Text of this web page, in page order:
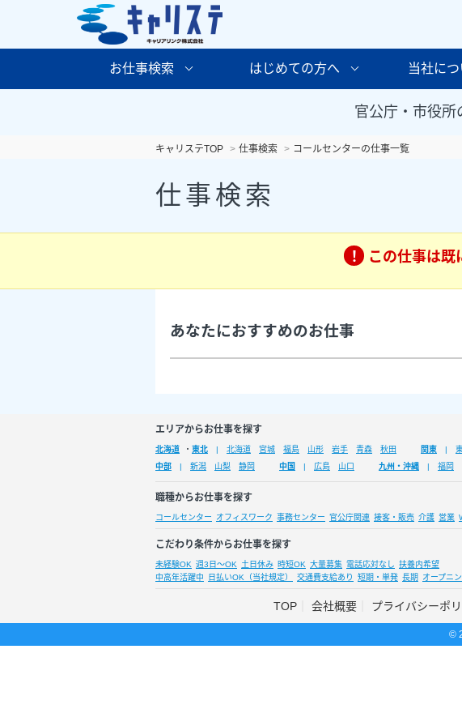
お仕事検索 はじめての方へ 当社に
官公庁・市役所
キャリステTOP 仕事検索 コールセンターの仕事一覧
仕事検索
この仕事は既
あなたにおすすめのお仕事
エリアからお仕事を探す
北海道 ・ 東北 北海道 宮城 福島 山形 岩手 青森 秋田 関東
中部
新潟 山梨 静岡 中国 広島 山口 九州・沖縄 福岡
職種からお仕事を探す
コールセンター オフィスワーク 事務センター 官公庁関連 接客・販売 介護 営業
こだわり条件からお仕事を探す
未経験OK 週3日～OK 土日休み 時短OK 大量募集 電話応対なし 扶養内希望
中高年活躍中
日払いOK（当社規定） 交通費支給あり 短期・単発 長期 オープニ
TOP 会社概要 プライバシーポ
©